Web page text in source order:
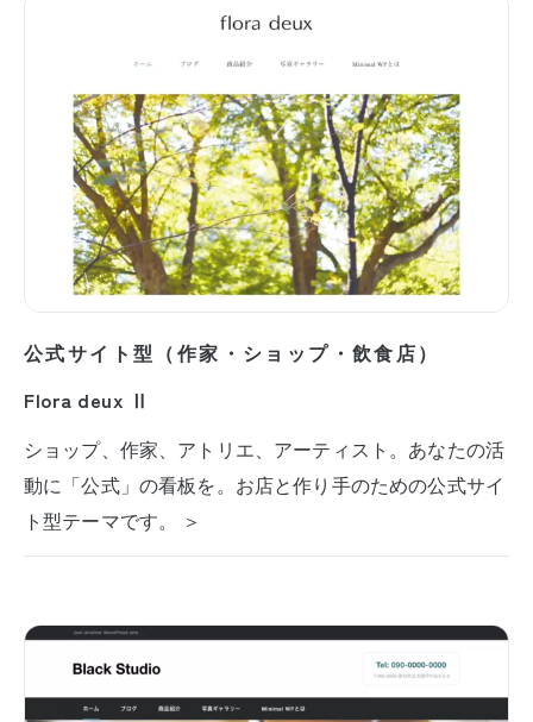
公式サイト型（作家・ショップ・飲食店）
Flora deux Ⅱ
ショップ、作家、アトリエ、アーティスト。あなたの活
動に「公式」の看板を。お店と作り手のための公式サイ
ト型テーマです。 ＞